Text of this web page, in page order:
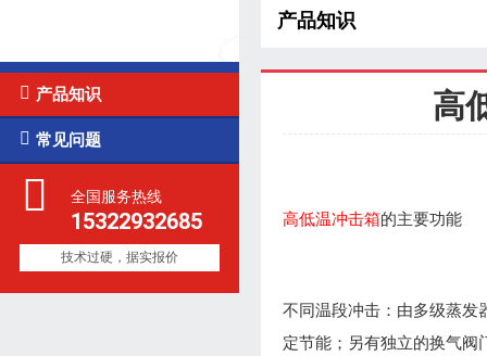
 产品知识
 常见问题
全国服务热线
15322932685
技术过硬，据实报价
产品知识
高
高低温冲击箱的主要功能
不同温段冲击：由多级蒸发
定节能；另有独立的换气阀